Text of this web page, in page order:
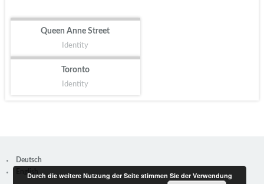
Queen Anne Street
Identity
Toronto
Identity
Deutsch
Durch die weitere Nutzung der Seite stimmen Sie der Verwendung